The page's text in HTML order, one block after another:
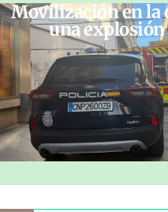
Movilización en la
una